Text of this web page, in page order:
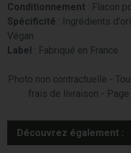
Conditionnement : Flacon
Spécificité : Ingrédients
Végan
Label : Fabriqué en France
Photo non contractuelle -
frais de livraison -
Découvrez également :